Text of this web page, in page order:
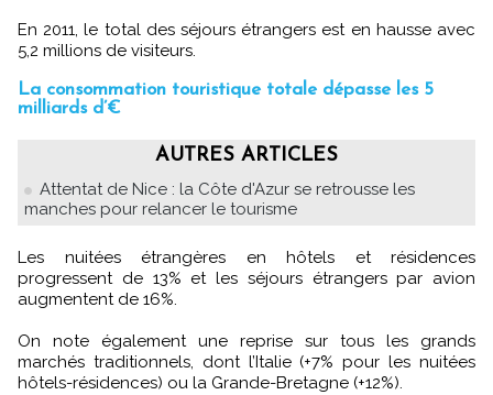
En 2011, le total des séjours étrangers est en hausse avec
5,2 millions de visiteurs.
La consommation touristique totale dépasse les 5
milliards d’€
AUTRES ARTICLES
Attentat de Nice : la Côte d'Azur se retrousse les
manches pour relancer le tourisme
Les nuitées étrangères en hôtels et résidences
progressent de 13% et les séjours étrangers par avion
augmentent de 16%.
On note également une reprise sur tous les grands
marchés traditionnels, dont l’Italie (+7% pour les nuitées
hôtels-résidences) ou la Grande-Bretagne (+12%).